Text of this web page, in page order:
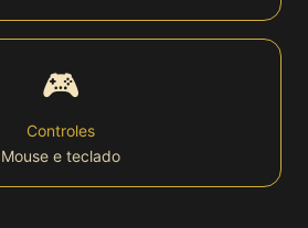
Plataforma
Bet
Win
🎮
Controles
Mouse e teclado